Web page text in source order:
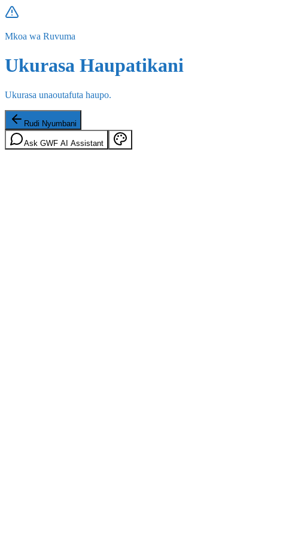
Mkoa wa Ruvuma
Ukurasa Haupatikani
Ukurasa unaoutafuta haupo.
Rudi Nyumbani
Ask GWF AI Assistant